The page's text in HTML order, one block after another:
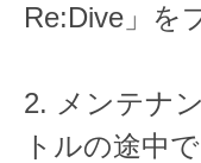
Re:Dive」を
2. メンテナ
トルの途中